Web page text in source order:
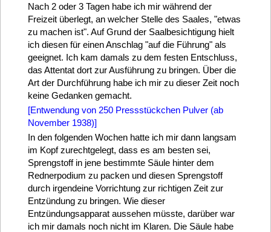
Nach 2 oder 3 Tagen habe ich mir während der
Freizeit überlegt, an welcher Stelle des Saales, "etwas
zu machen ist". Auf Grund der Saalbesichtigung hielt
ich diesen für einen Anschlag "auf die Führung" als
geeignet. Ich kam damals zu dem festen Entschluss,
das Attentat dort zur Ausführung zu bringen. Über die
Art der Durchführung habe ich mir zu dieser Zeit noch
keine Gedanken gemacht.
[Entwendung von 250 Pressstückchen Pulver (ab
November 1938)]
In den folgenden Wochen hatte ich mir dann langsam
im Kopf zurechtgelegt, dass es am besten sei,
Sprengstoff in jene bestimmte Säule hinter dem
Rednerpodium zu packen und diesen Sprengstoff
durch irgendeine Vorrichtung zur richtigen Zeit zur
Entzündung zu bringen. Wie dieser
Entzündungsapparat aussehen müsste, darüber war
ich mir damals noch nicht im Klaren. Die Säule habe